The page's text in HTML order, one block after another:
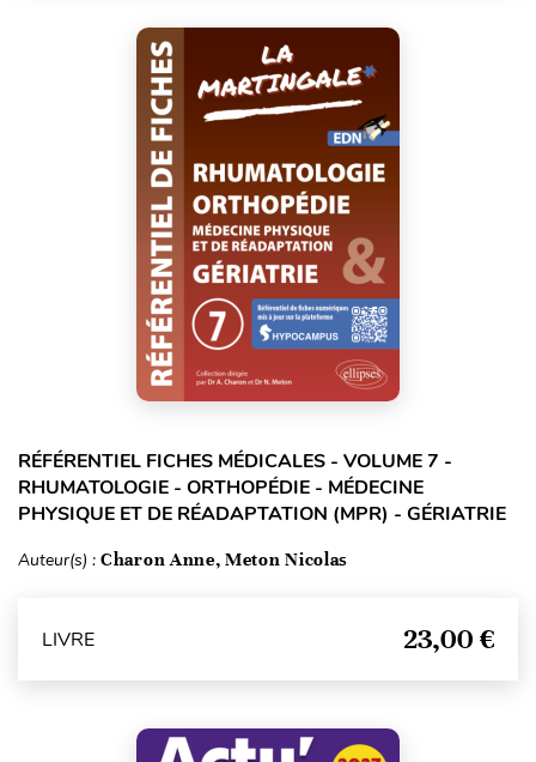
RÉFÉRENTIEL FICHES MÉDICALES - VOLUME 7 -
RHUMATOLOGIE - ORTHOPÉDIE - MÉDECINE
PHYSIQUE ET DE RÉADAPTATION (MPR) - GÉRIATRIE
Auteur(s) : Charon Anne, Meton Nicolas
LIVRE 23,00 €